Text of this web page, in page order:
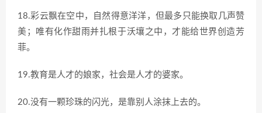
18.彩云飘在空中，自然得意洋洋，但最多只能换取几声赞
美；唯有化作甜雨并扎根于沃壤之中，才能给世界创造芳
菲。
19.教育是人才的娘家，社会是人才的婆家。
20.没有一颗珍珠的闪光，是靠别人涂抹上去的。